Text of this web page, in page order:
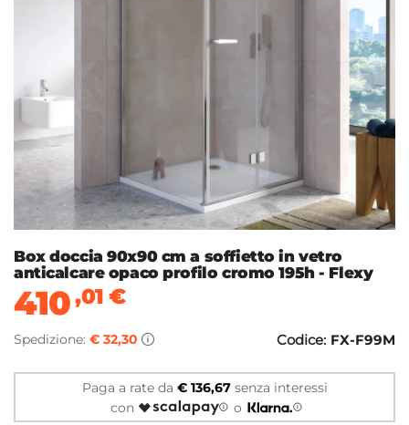
Box doccia 90x90 cm a soffietto in vetro
anticalcare opaco profilo cromo 195h - Flexy
410,01 €
Spedizione: € 32,30 Codice: FX-F99M
Paga a rate da € 136,67senza interessi
con
o